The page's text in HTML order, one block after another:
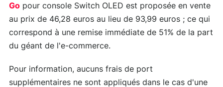
Go pour console Switch OLED est proposée en vente
au prix de 46,28 euros au lieu de 93,99 euros ; ce qui
correspond à une remise immédiate de 51% de la part
du géant de l'e-commerce.
Pour information, aucuns frais de port
supplémentaires ne sont appliqués dans le cas d'une